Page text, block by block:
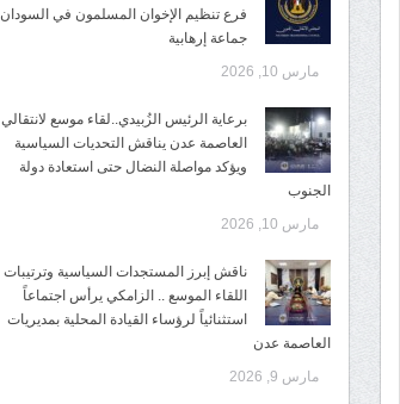
فرع تنظيم الإخوان المسلمون في السودان
جماعة إرهابية
مارس 10, 2026
برعاية الرئيس الزُبيدي..لقاء موسع لانتقالي
العاصمة عدن يناقش التحديات السياسية
ويؤكد مواصلة النضال حتى استعادة دولة
الجنوب
مارس 10, 2026
ناقش إبرز المستجدات السياسية وترتيبات
اللقاء الموسع .. الزامكي يرأس اجتماعاً
استثنائياً لرؤساء القيادة المحلية بمديريات
العاصمة عدن
مارس 9, 2026